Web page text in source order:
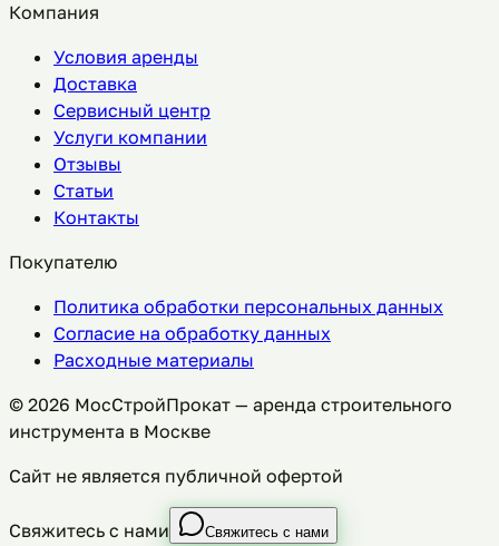
Компания
Условия аренды
Доставка
Сервисный центр
Услуги компании
Отзывы
Статьи
Контакты
Покупателю
Политика обработки персональных данных
Согласие на обработку данных
Расходные материалы
© 2026 МосСтройПрокат — аренда строительного
инструмента в Москве
Сайт не является публичной офертой
Свяжитесь с нами Свяжитесь с нами